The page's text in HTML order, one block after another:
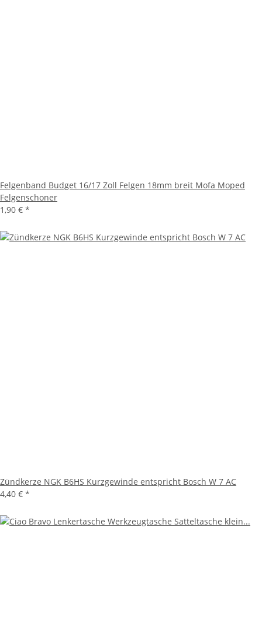
Felgenband Budget 16/17 Zoll Felgen 18mm breit Mofa Moped
Felgenschoner
1,90 € *
Zündkerze NGK B6HS Kurzgewinde entspricht Bosch W 7 AC
4,40 € *